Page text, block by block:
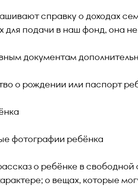
справку о доходах
для подачи в наш фонд, она
документам
о рождении или паспорт
фотографии ребёнка
о ребёнке в
о вещах, которые